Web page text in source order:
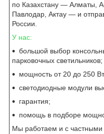
по Казахстану — Алматы,
Павлодар, Актау — и
России.
У нас:
большой выбор
парковочных светильников;
мощность от 20 до 250
светодиодные модули
гарантия;
помощь в подборе
Мы работаем и с